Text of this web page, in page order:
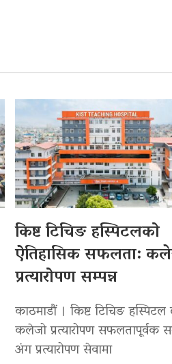
किष्ट टिचिङ हस्पिटलको
ऐतिहासिक सफलता:
प्रत्यारोपण सम्पन्न
काठमाडौं । किष्ट टिचिङ
कलेजो प्रत्यारोपण सफलतापूर्वक
अंग प्रत्यारोपण सेवामा